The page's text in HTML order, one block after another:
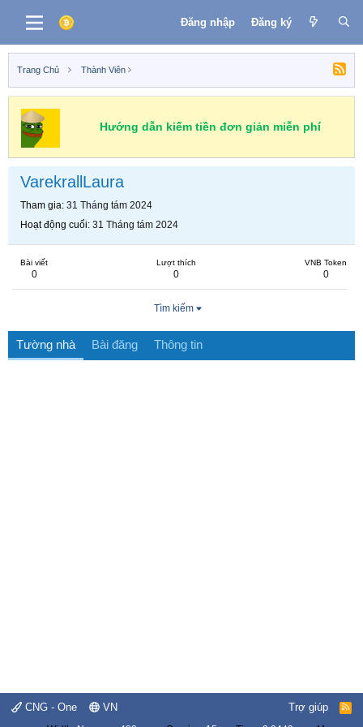
Đăng nhập Đăng ký
Trang Chủ Thành Viên
Hướng dẫn kiếm tiền đơn giản miễn phí
VarekrallLaura
Tham gia 31 Tháng tám 2024
Hoạt động cuối 31 Tháng tám 2024
Bài viết
0
Lượt thích
0
VNB Token
0
Tìm kiếm
Tường nhà Bài đăng Thông tin
CNG - One VN Trợ giúp
R